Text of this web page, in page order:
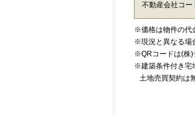
不動産会社コー
※価格は物件の代
※現況と異なる場
※QRコードは(株)
※建築条件付き宅
土地売買契約は